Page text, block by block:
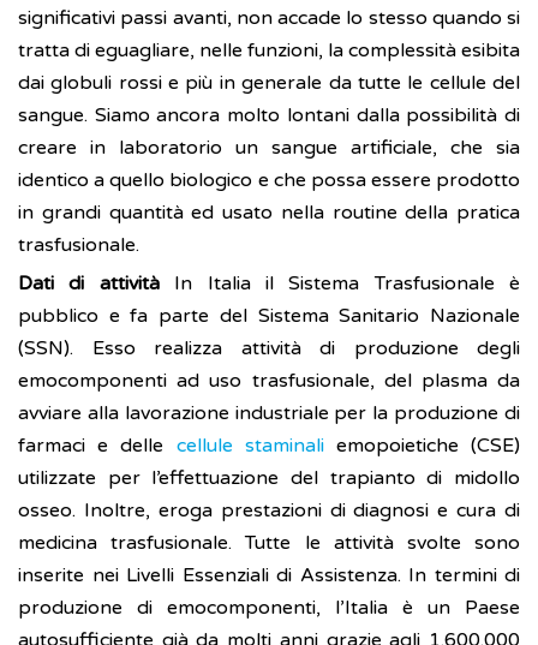
significativi passi avanti, non accade lo stesso quando si
tratta di eguagliare, nelle funzioni, la complessità esibita
dai globuli rossi e più in generale da tutte le cellule del
sangue. Siamo ancora molto lontani dalla possibilità di
creare in laboratorio un sangue artificiale, che sia
identico a quello biologico e che possa essere prodotto
in grandi quantità ed usato nella routine della pratica
trasfusionale.
Dati di attivitàIn Italia il Sistema Trasfusionale è
pubblico e fa parte del Sistema Sanitario Nazionale
(SSN). Esso realizza attività di produzione degli
emocomponenti ad uso trasfusionale, del plasma da
avviare alla lavorazione industriale per la produzione di
farmaci e delle cellule staminaliemopoietiche (CSE)
utilizzate per l’effettuazione del trapianto di midollo
osseo. Inoltre, eroga prestazioni di diagnosi e cura di
medicina trasfusionale. Tutte le attività svolte sono
inserite nei Livelli Essenziali di Assistenza. In termini di
produzione di emocomponenti, l’Italia è un Paese